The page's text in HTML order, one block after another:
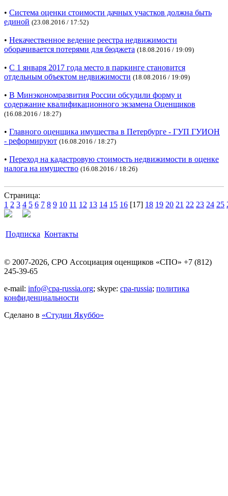
• Система оценки стоимости дачных участков должна быть
единой (23.08.2016 / 17:52)
• Некачественное ведение реестра недвижимости
оборачивается потерями для бюджета (18.08.2016 / 19:09)
• С 1 января 2017 года место в паркинге становится
отдельным объектом недвижимости (18.08.2016 / 19:09)
• В Минэкономразвития России обсудили форму и
содержание квалификационного экзамена Оценщиков
(16.08.2016 / 18:27)
• Главного оценщика имущества в Петербурге - ГУП ГУИОН
- реформируют (16.08.2016 / 18:27)
• Переход на кадастровую стоимость недвижимости в оценке
налога на имущество (16.08.2016 / 18:26)
Страница:
1 2 3 4 5 6 7 8 9 10 11 12 13 14 15 16 [17] 18 19 20 21 22 23 24 25
Подписка Контакты
© 2007-2026, СРО Ассоциация оценщиков «СПО» +7 (812)
245-39-65
e-mail: info@cpa-russia.org; skype: cpa-russia; политика
конфиденциальности
Сделано в «Cтудии Якуббо»